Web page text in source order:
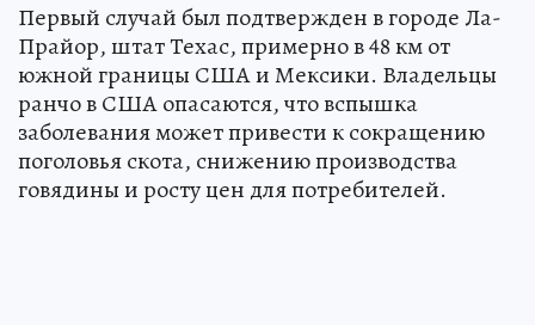
Первый случай был подтвержден в городе Ла-
Прайор, штат Техас, примерно в 48 км от
южной границы США и Мексики. Владельцы
ранчо в США опасаются, что вспышка
заболевания может привести к сокращению
поголовья скота, снижению производства
говядины и росту цен для потребителей.